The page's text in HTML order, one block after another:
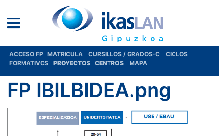
ACCESO FP MATRICULA CURSILLOS / GRADOS-C
CICLOS
FORMATIVOS
PROYECTOS CENTROS MAPA
FP IBILBIDEA.png